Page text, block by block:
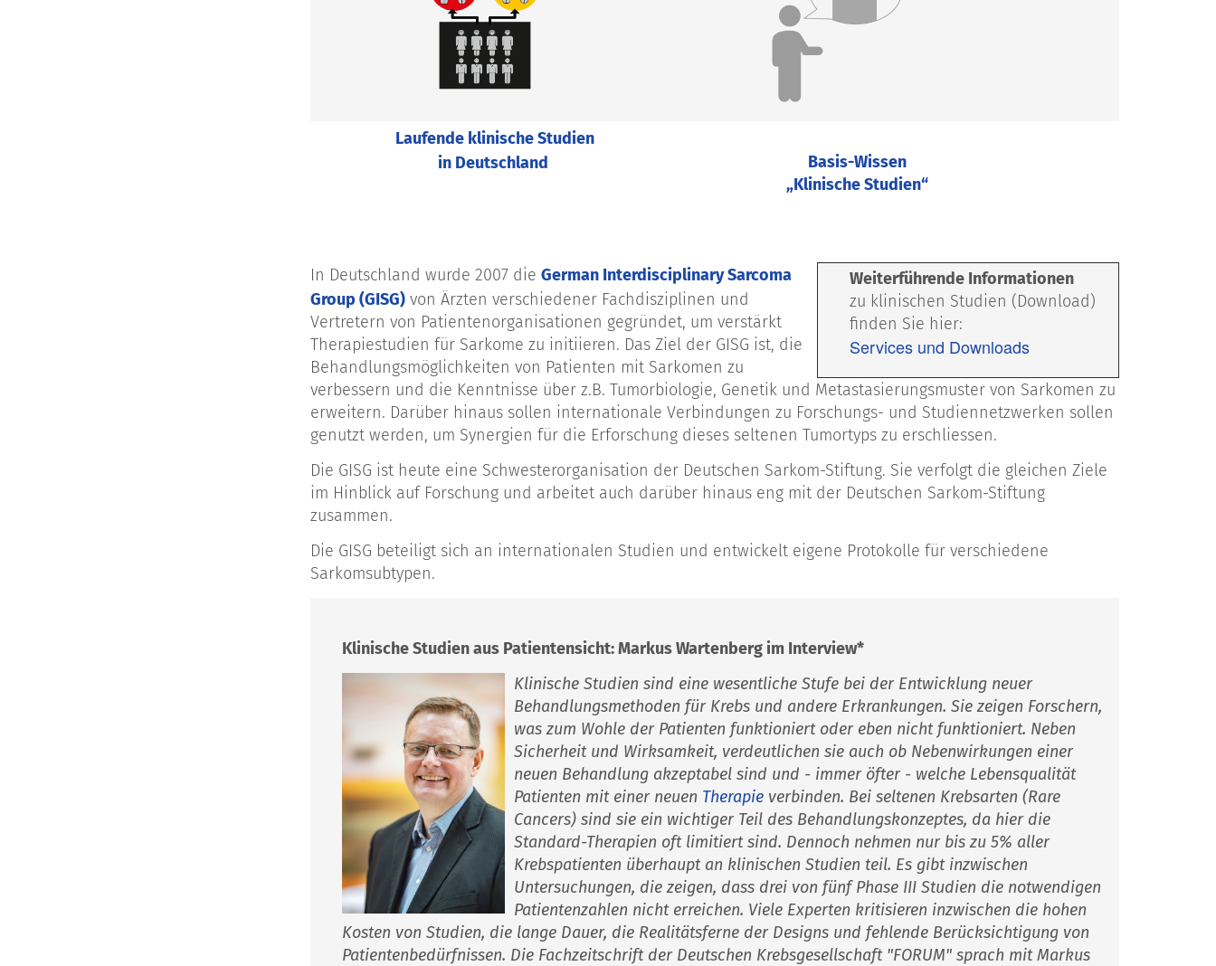
Laufende klinische Studien
in Deutschland
Basis-Wissen
„Klinische Studien“
Weiterführende Informationen
zu klinischen Studien (Download)
finden Sie hier:
Services und Downloads
In Deutschland wurde 2007 die German Interdisciplinary Sarcoma
Group (GISG) von Ärzten verschiedener Fachdisziplinen und
Vertretern von Patientenorganisationen gegründet, um verstärkt
Therapiestudien für Sarkome zu initiieren. Das Ziel der GISG ist, die
Behandlungsmöglichkeiten von Patienten mit Sarkomen zu
verbessern und die Kenntnisse über z.B. Tumorbiologie, Genetik und Metastasierungsmuster von Sarkomen zu
erweitern. Darüber hinaus sollen internationale Verbindungen zu Forschungs- und Studiennetzwerken sollen
genutzt werden, um Synergien für die Erforschung dieses seltenen Tumortyps zu erschliessen.
Die GISG ist heute eine Schwesterorganisation der Deutschen Sarkom-Stiftung. Sie verfolgt die gleichen Ziele
im Hinblick auf Forschung und arbeitet auch darüber hinaus eng mit der Deutschen Sarkom-Stiftung
zusammen.
Die GISG beteiligt sich an internationalen Studien und entwickelt eigene Protokolle für verschiedene
Sarkomsubtypen.
Klinische Studien aus Patientensicht: Markus Wartenberg im Interview*
Klinische Studien sind eine wesentliche Stufe bei der Entwicklung neuer
Behandlungsmethoden für Krebs und andere Erkrankungen. Sie zeigen Forschern,
was zum Wohle der Patienten funktioniert oder eben nicht funktioniert. Neben
Sicherheit und Wirksamkeit, verdeutlichen sie auch ob Nebenwirkungen einer
neuen Behandlung akzeptabel sind und - immer öfter - welche Lebensqualität
Patienten mit einer neuen Therapie verbinden. Bei seltenen Krebsarten (Rare
Cancers) sind sie ein wichtiger Teil des Behandlungskonzeptes, da hier die
Standard-Therapien oft limitiert sind. Dennoch nehmen nur bis zu 5% aller
Krebspatienten überhaupt an klinischen Studien teil. Es gibt inzwischen
Untersuchungen, die zeigen, dass drei von fünf Phase III Studien die notwendigen
Patientenzahlen nicht erreichen. Viele Experten kritisieren inzwischen die hohen
Kosten von Studien, die lange Dauer, die Realitätsferne der Designs und fehlende Berücksichtigung von
Patientenbedürfnissen. Die Fachzeitschrift der Deutschen Krebsgesellschaft "FORUM" sprach mit Markus